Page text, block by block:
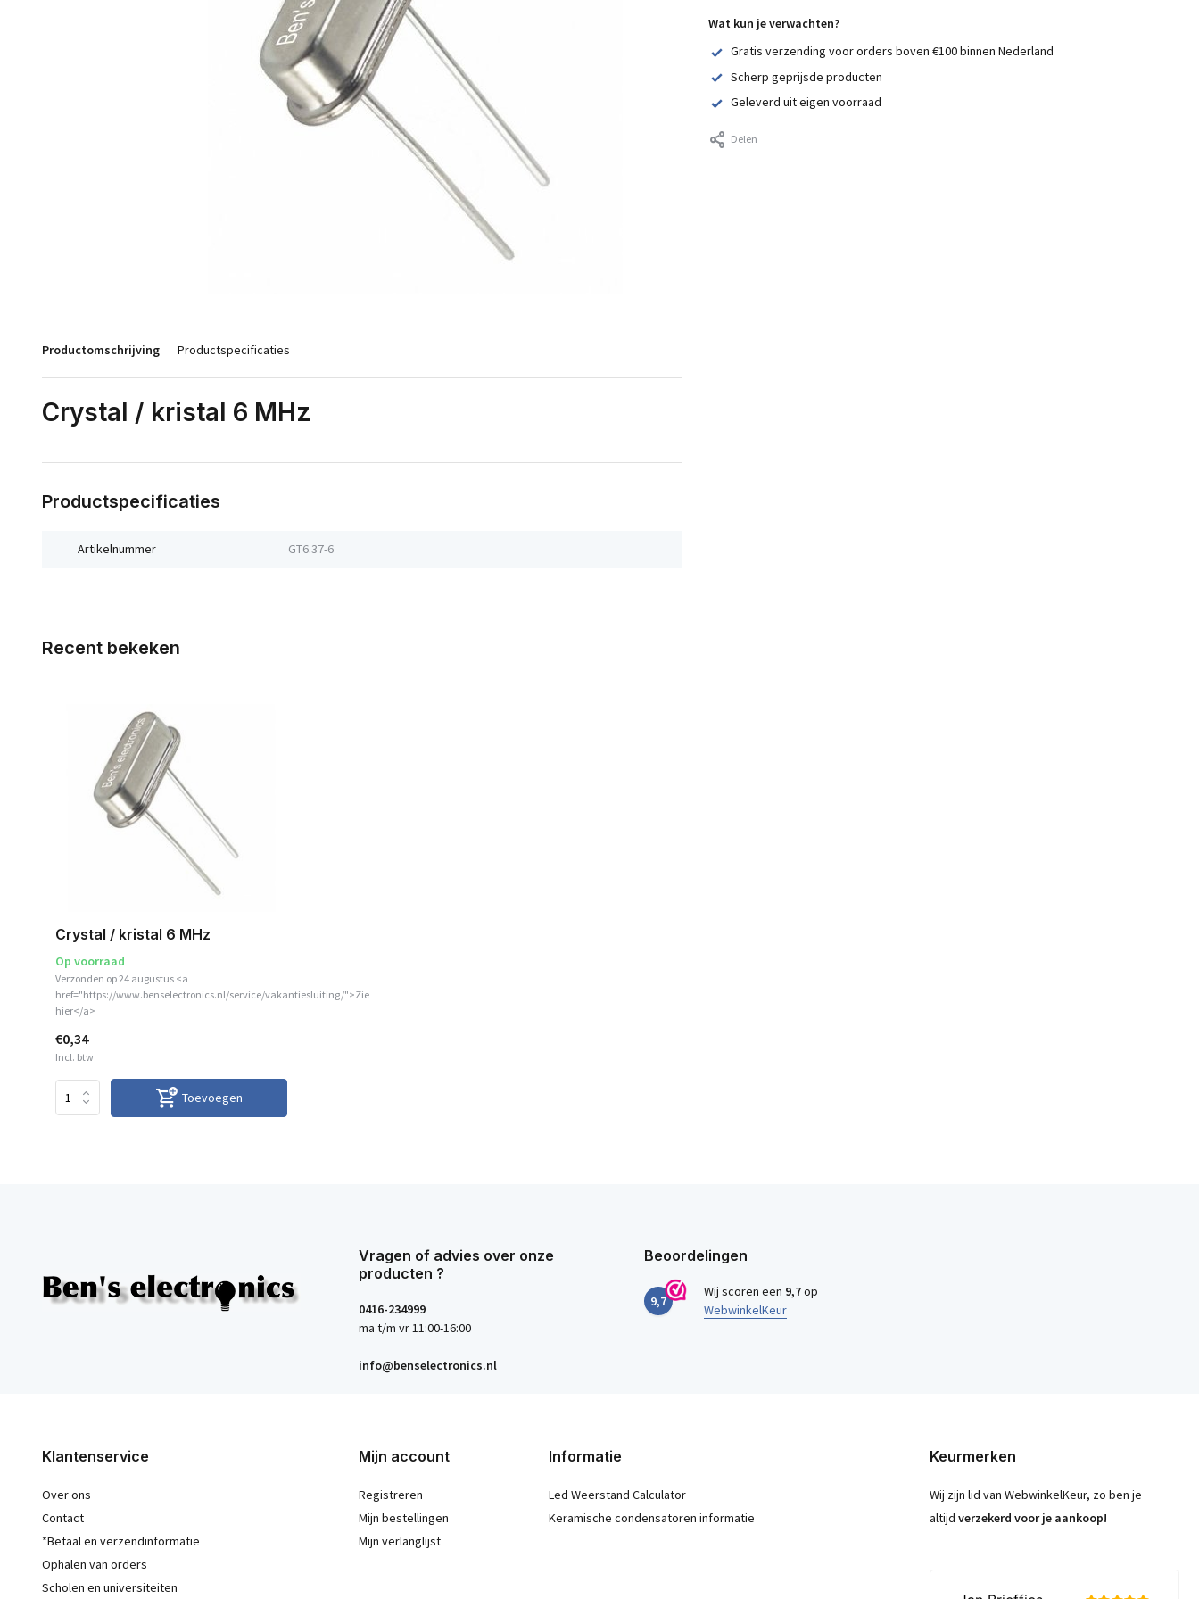
Productomschrijving Productspecificaties
Crystal / kristal 6 MHz
Productspecificaties
Artikelnummer GT6.37-6
Wat kun je verwachten?
Gratis verzending voor orders boven €100 binnen Nederland
Scherp geprijsde producten
Geleverd uit eigen voorraad
Delen
Recent bekeken
Crystal / kristal 6 MHz
Op voorraad
Verzonden op 24 augustus <a
href="https://www.benselectronics.nl/service/vakantiesluiting/">Zie
hier</a>
€0,34
Incl. btw
Toevoegen
Vragen of advies over onze
producten ?
0416-234999
ma t/m vr 11:00-16:00
info@benselectronics.nl
Beoordelingen
9,7
Wij scoren een 9,7op
WebwinkelKeur
Klantenservice
Over ons
Contact
*Betaal en verzendinformatie
Ophalen van orders
Scholen en universiteiten
Mijn account
Registreren
Mijn bestellingen
Mijn verlanglijst
Informatie
Led Weerstand Calculator
Keramische condensatoren informatie
Keurmerken
Wij zijn lid van WebwinkelKeur, zo ben je
altijd verzekerd voor je aankoop!